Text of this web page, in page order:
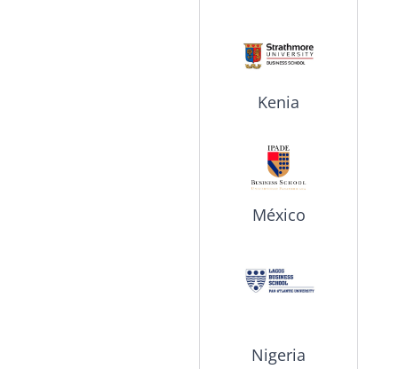
Kenia
México
Nigeria